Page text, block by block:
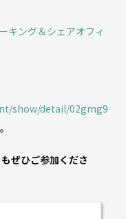
キング＆シェアオフィ
show/detail/02gmg9
ぜひご参加くださ